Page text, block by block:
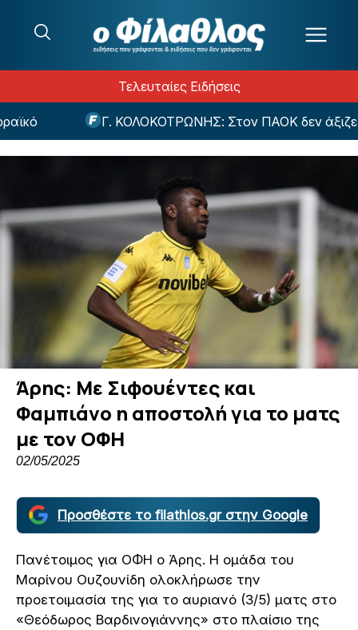
Τελευταίες Ειδήσεις
Γ. ΚΟΛΟΚΟΤΡΩΝΗΣ: Στον ΠΑΟΚ δεν άξιζε να
Άρης: Με Σιφουέντες και
Φαμπιάνο η αποστολή για το ματς
με τον ΟΦΗ
02/05/2025
Προσθέστε το filathlos.gr στην Google
Πανέτοιμος για ΟΦΗ ο Άρης. Η ομάδα του
Μαρίνου Ουζουνίδη ολοκλήρωσε την
προετοιμασία της για το αυριανό (3/5) ματς στο
«Θεόδωρος Βαρδινογιάννης» στο πλαίσιο της